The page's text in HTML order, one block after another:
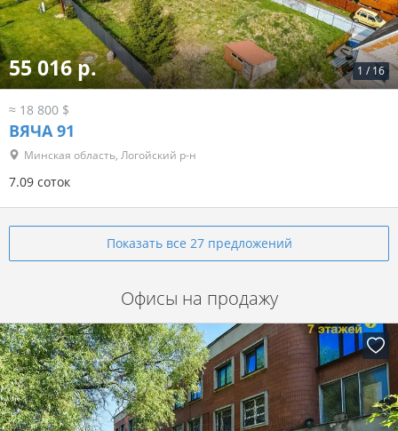
1 / 16
55 016 р.
≈ 18 800 $
ВЯЧА 91
Минская область, Логойский р-н
7.09 соток
Показать все 27 предложений
Офисы на продажу